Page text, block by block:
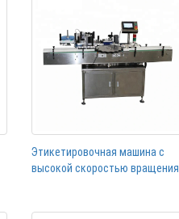
Этикетировочная машина с
высокой скоростью вращения